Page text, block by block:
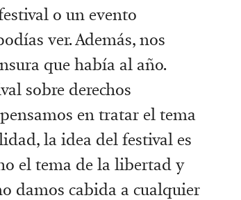
o un evento
ver. Además, nos
que había al año.
sobre derechos
en tratar el tema
la idea del festival es
el tema de la libertad y
damos cabida a cualquier